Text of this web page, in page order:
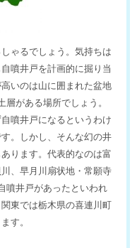
ゃるでしょう。気持ちは
噴井戸を計画的に掘り当
いのは山に囲まれた盆地
がある場所でしょう。
噴井戸になるというわけ
。しかし、そんな幻の井
ります。代表的なのは富
、早月川扇状地・常願寺
噴井戸があったといわれ
東では栃木県の喜連川町
す。